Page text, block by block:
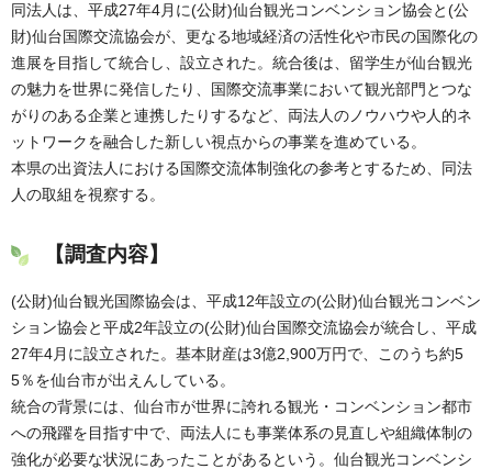
同法人は、平成27年4月に(公財)仙台観光コンベンション協会と(公
財)仙台国際交流協会が、更なる地域経済の活性化や市民の国際化の
進展を目指して統合し、設立された。統合後は、留学生が仙台観光
の魅力を世界に発信したり、国際交流事業において観光部門とつな
がりのある企業と連携したりするなど、両法人のノウハウや人的ネ
ットワークを融合した新しい視点からの事業を進めている。
本県の出資法人における国際交流体制強化の参考とするため、同法
人の取組を視察する。
【調査内容】
(公財)仙台観光国際協会は、平成12年設立の(公財)仙台観光コンベン
ション協会と平成2年設立の(公財)仙台国際交流協会が統合し、平成
27年4月に設立された。基本財産は3億2,900万円で、このうち約5
5％を仙台市が出えんしている。
統合の背景には、仙台市が世界に誇れる観光・コンベンション都市
への飛躍を目指す中で、両法人にも事業体系の見直しや組織体制の
強化が必要な状況にあったことがあるという。仙台観光コンベンシ